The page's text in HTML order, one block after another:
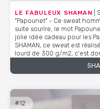
LE FABULEUX SHAMAN |
"Papounet" - Ce sweat
suite sourire, le mot
jolie idée cadeau pour les
SHAMAN, ce sweat est
lourd de 300 g/m2, c'est
#12